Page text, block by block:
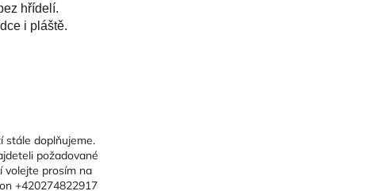
hřídelí.
i pláště.
stále doplňujeme.
požadované
volejte prosím na
+420274822917